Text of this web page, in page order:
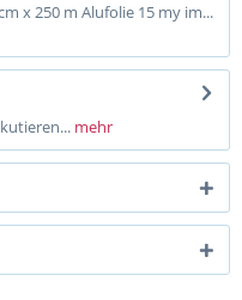
x 250 m Alufolie 15 my im...
mehr